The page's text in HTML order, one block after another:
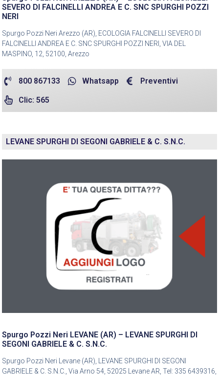
SEVERO DI FALCINELLI ANDREA E C. SNC SPURGHI POZZI
NERI
Spurgo Pozzi Neri Arezzo (AR), ECOLOGIA FALCINELLI SEVERO DI
FALCINELLI ANDREA E C. SNC SPURGHI POZZI NERI, VIA DEL
MASPINO, 12, 52100, Arezzo
800 867133 Whatsapp Preventivi
Clic: 565
LEVANE SPURGHI DI SEGONI GABRIELE & C. S.N.C.
Spurgo Pozzi Neri LEVANE (AR) – LEVANE SPURGHI DI
SEGONI GABRIELE & C. S.N.C.
Spurgo Pozzi Neri Levane (AR), LEVANE SPURGHI DI SEGONI
GABRIELE & C. S.N.C., Via Arno 54, 52025 Levane AR, Tel: 335 6439316,